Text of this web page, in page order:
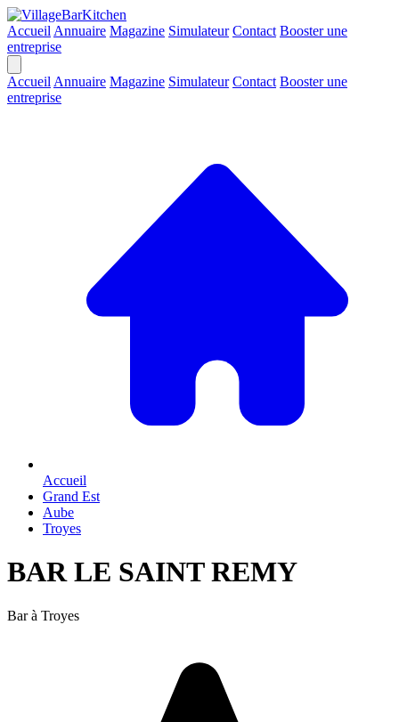
Accueil Annuaire Magazine Simulateur Contact Booster une
entreprise
Accueil Annuaire Magazine Simulateur Contact Booster une
entreprise
Accueil
Grand Est
Aube
Troyes
BAR LE SAINT REMY
Bar à Troyes